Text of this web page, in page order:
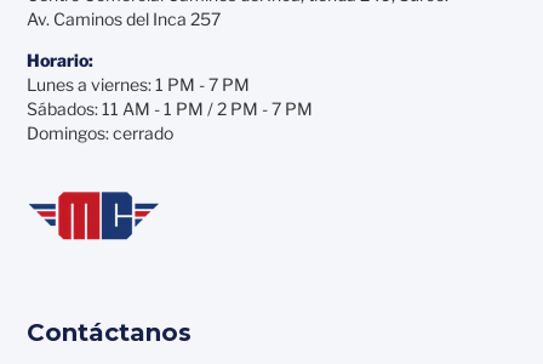
Av. Caminos del Inca 257
Horario:
Lunes a viernes: 1 PM - 7 PM
Sábados: 11 AM - 1 PM / 2 PM - 7 PM
Domingos: cerrado
Contáctanos